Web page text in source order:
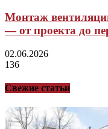
Монтаж
— от проекта до
02.06.2026
136
Свежие статьи